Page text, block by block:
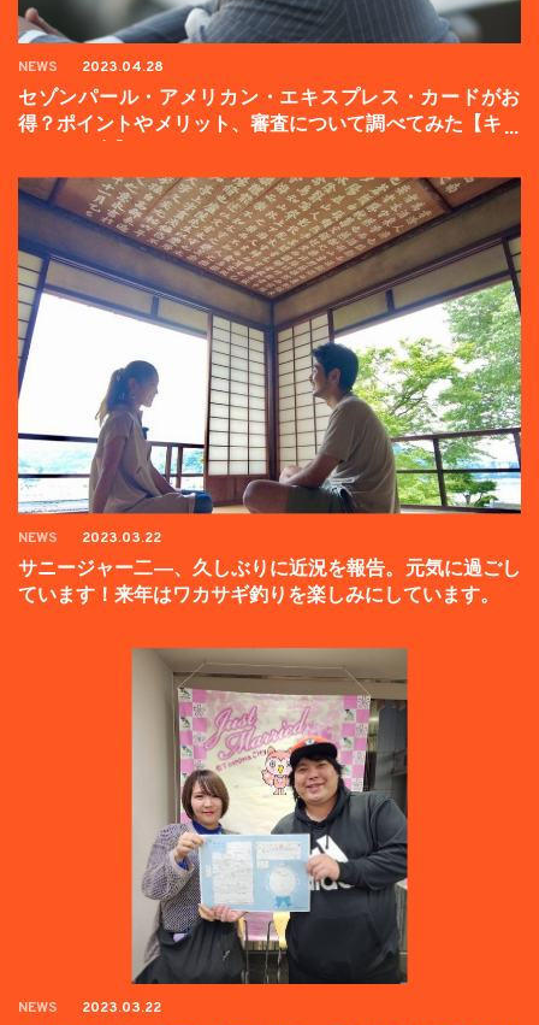
NEWS 2023.04.28
セゾンパール・アメリカン・エキスプレス・カードがお
得？ポイントやメリット、審査について調べてみた【キャ
NEWS 2023.03.22
サニージャー二―、久しぶりに近況を報告。元気に過ごし
ています！来年はワカサギ釣りを楽しみにしています。
NEWS 2023.03.22